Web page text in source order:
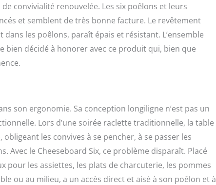
convivialité renouvelée. Les six poêlons et leurs
et semblent de très bonne facture. Le revêtement
les poêlons, paraît épais et résistant. L’ensemble
décidé à honorer avec ce produit qui, bien que
son ergonomie. Sa conception longiligne n’est pas un
Lors d’une soirée raclette traditionnelle, la table
les convives à se pencher, à se passer les
le Cheeseboard Six, ce problème disparaît. Placé
pour les assiettes, les plats de charcuterie, les pommes
ou au milieu, a un accès direct et aisé à son poêlon et à